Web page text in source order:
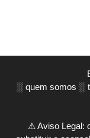
░ quem somos ░
⚠ Aviso Legal: